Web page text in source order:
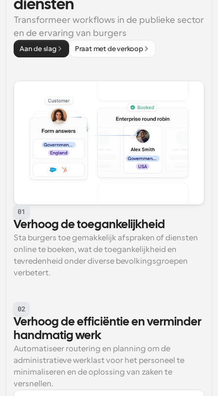
diensten
Transformeer workflows in de publieke sector
en de ervaring van burgers
Aan de slag Praat met de verkoop
01
Verhoog de toegankelijkheid
Sta burgers toe gemakkelijk afspraken of diensten
online te boeken, wat de toegankelijkheid en
tevredenheid onder diverse bevolkingsgroepen
verbetert.
02
Verhoog de efficiëntie en verminder
handmatig werk
Automatiseer routering en planning om de
administratieve werklast voor het personeel te
minimaliseren en de oplossing van zaken te
versnellen.